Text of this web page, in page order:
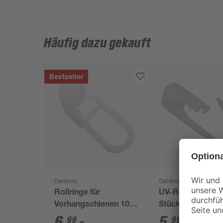
Häufig dazu gekauft
Bestseller
Gardinia
Rollringe für
Vorhangschienen 100
Stück
99
Gardinia
UV-Rollringe
Stück
99